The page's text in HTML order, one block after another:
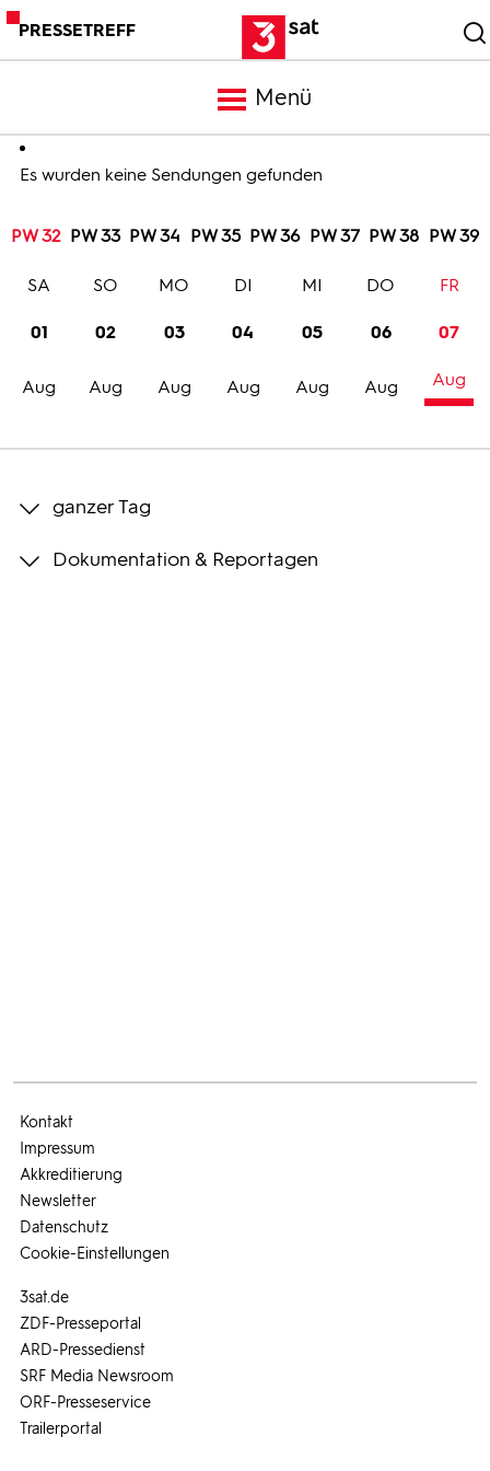
PRESSETREFF
Menü
Meldungen
Programm
Trailer
Bilder
Es wurden keine Sendungen gefunden
PW 32 PW 33 PW 34 PW 35 PW 36 PW 37 PW 38 PW 39
01
Aug
SA
02
Aug
SO
03
Aug
MO
04
Aug
DI
05
Aug
MI
06
Aug
DO
07
Aug
FR
ganzer Tag
Dokumentation & Reportagen
3sat.de
ZDF-Presseportal
ARD-Pressedienst
SRF Media Newsroom
ORF-Presseservice
Trailerportal
Kontakt
Impressum
Akkreditierung
Newsletter
Datenschutz
Cookie-Einstellungen